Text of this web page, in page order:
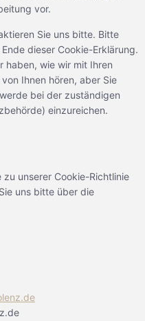
vor.
Sie uns bitte. Bitte
dieser Cookie-Erklärung.
haben, wie wir mit Ihren
Ihnen hören, aber Sie
bei der zuständigen
einzureichen.
unserer Cookie-Richtlinie
uns bitte über die